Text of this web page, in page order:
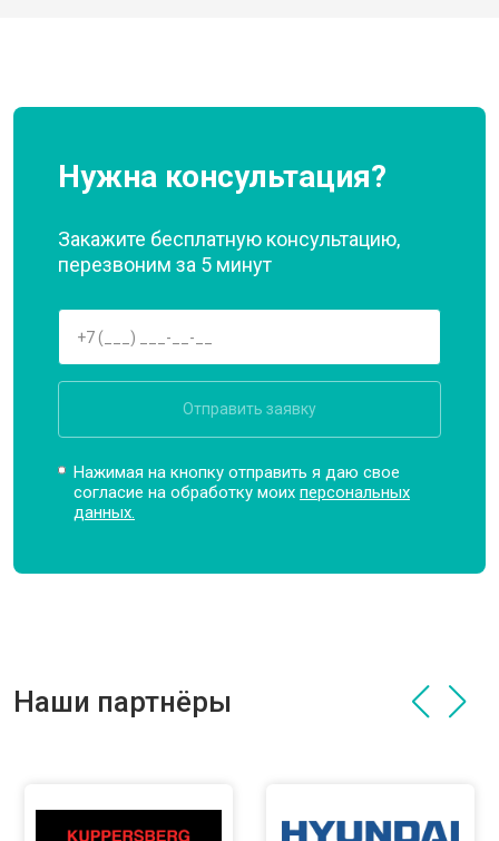
Нужна консультация?
Закажите бесплатную консультацию,
перезвоним за 5 минут
Отправить заявку
Нажимая на кнопку отправить я даю свое
согласие на обработку моихперсональных
данных.
Наши партнёры